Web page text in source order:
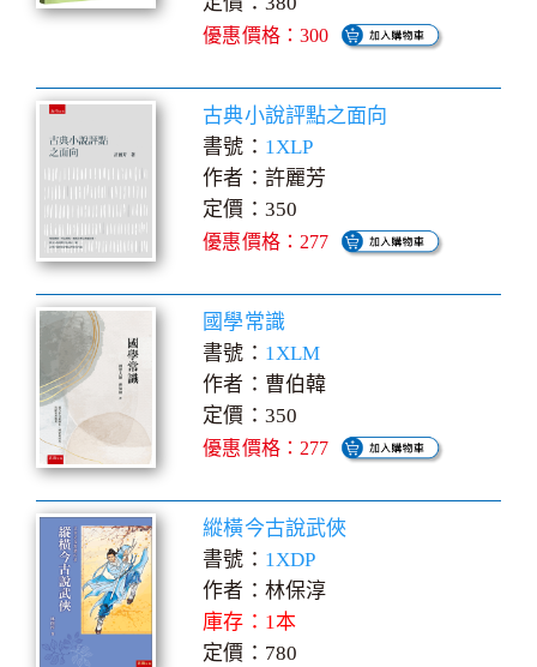
優惠價格：300
古典小說評點之面向
書號： 1XLP
作者：許麗芳
定價：350
優惠價格：277
國學常識
書號： 1XLM
作者：曹伯韓
定價：350
優惠價格：277
縱橫今古說武俠
書號： 1XDP
作者：林保淳
庫存：1本
定價：780